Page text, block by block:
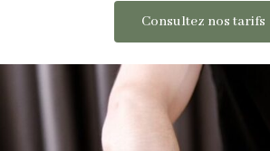
Consultez nos tarifs